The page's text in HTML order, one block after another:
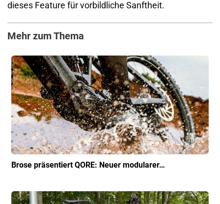
dieses Feature für vorbildliche Sanftheit.
Mehr zum Thema
Brose präsentiert QORE: Neuer modularer…